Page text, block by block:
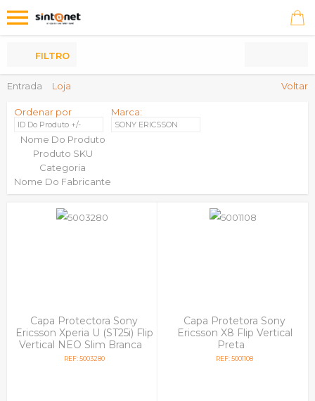
Produtos
Entrada Loja Voltar
FILTRO
Ordenar por
ID Do Produto +/-
Nome Do Produto
Produto SKU
Categoria
Nome Do Fabricante
Marca:
SONY ERICSSON
Capa Protectora Sony
Ericsson Xperia U (ST25i) Flip
Vertical NEO Slim Branca
REF: 5003280
Capa Protetora Sony
Ericsson X8 Flip Vertical
Preta
REF: 5001108